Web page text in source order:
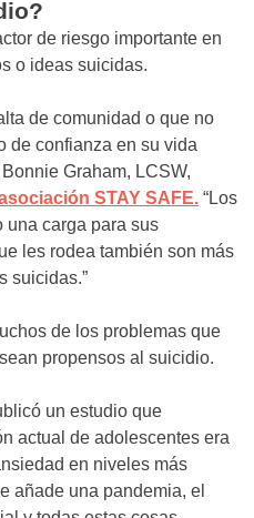
de riesgo importante en
o ideas suicidas.
de comunidad o que no
de confianza en su vida
Graham, LCSW,
STAY SAFE. “Los
una carga para sus
les rodea también son más
suicidas.”
de los problemas que
propensos al suicidio.
un estudio que
actual de adolescentes era
en niveles más
añade una pandemia, el